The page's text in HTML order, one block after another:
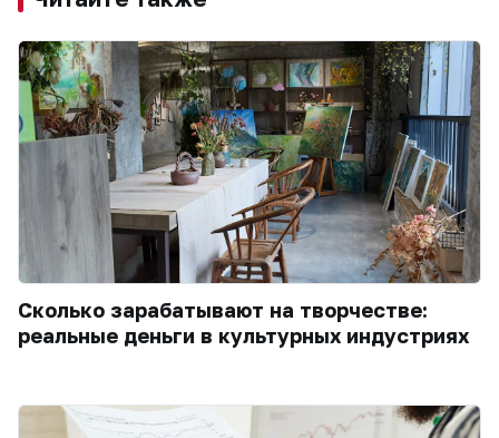
Сколько зарабатывают на творчестве:
реальные деньги в культурных индустриях